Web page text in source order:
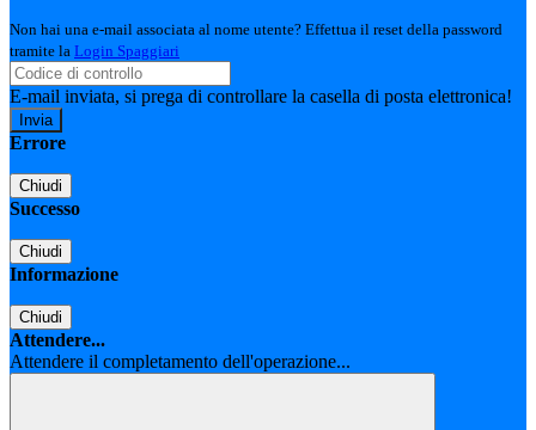
Non hai una e-mail associata al nome utente? Effettua il reset della password
tramite la Login Spaggiari
E-mail inviata, si prega di controllare la casella di posta elettronica!
Errore
Chiudi
Successo
Chiudi
Informazione
Chiudi
Attendere...
Attendere il completamento dell'operazione...